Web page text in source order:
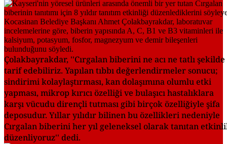
Çolakbayrakdar, ''Cırgalan biberini ne acı ne tatlı şekilde
tarif edebiliriz. Yapılan tıbbı değerlendirmeler sonucu;
sindirimi kolaylaştırması, kan dolaşımına olumlu etki
yapması, mikrop kırıcı özelliği ve bulaşıcı hastalıklara
karşı vücudu dirençli tutması gibi birçok özelliğiyle şifa
deposudur. Yıllar yılıdır bilinen bu özellikleri nedeniyle
Cırgalan biberini her yıl geleneksel olarak tanıtan
düzenliyoruz'' dedi.